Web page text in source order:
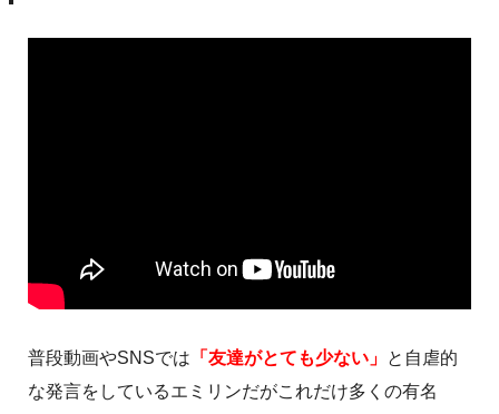
普段動画やSNSでは 「友達がとても少ない」 と自虐的
な発言をしているエミリンだがこれだけ多くの有名